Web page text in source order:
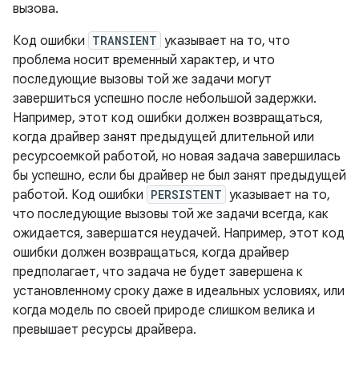
вызова.
Код ошибки TRANSIENT указывает на то, что
проблема носит временный характер, и что
последующие вызовы той же задачи могут
завершиться успешно после небольшой задержки.
Например, этот код ошибки должен возвращаться,
когда драйвер занят предыдущей длительной или
ресурсоемкой работой, но новая задача завершилась
бы успешно, если бы драйвер не был занят предыдущей
работой. Код ошибки PERSISTENT указывает на то,
что последующие вызовы той же задачи всегда, как
ожидается, завершатся неудачей. Например, этот код
ошибки должен возвращаться, когда драйвер
предполагает, что задача не будет завершена к
установленному сроку даже в идеальных условиях, или
когда модель по своей природе слишком велика и
превышает ресурсы драйвера.